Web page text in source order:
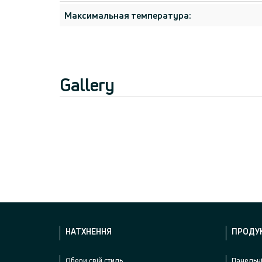
Максимальная температура:
Gallery
НАТХНЕННЯ